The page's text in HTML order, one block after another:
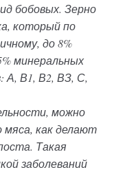
бобовых. Зерно
который по
до 8%
минеральных
А, В1, В2, ВЗ, С,
можно
мяса, как делают
Такая
заболеваний